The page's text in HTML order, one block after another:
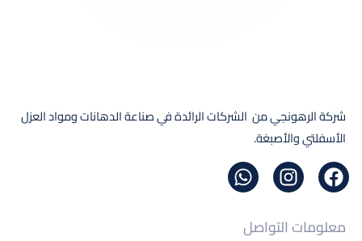
شركة الرهونجي من الشركات الرائدة في صناعة الدهانات ومواد العزل
الأسفلتي والأصبغة.
معلومات التواصل